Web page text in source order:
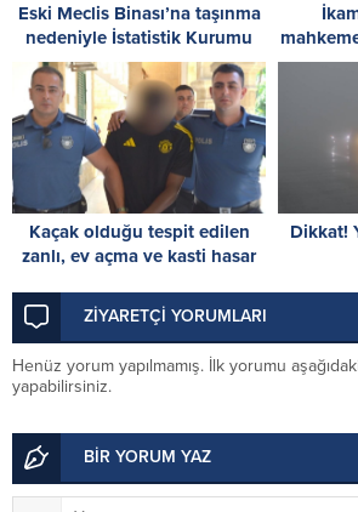
Eski Meclis Binası’na taşınma
nedeniyle İstatistik Kurumu
cuma gününe kadar hizmet
veremeyecek
Kaçak olduğu tespit edilen
zanlı, ev açma ve kasti hasar
gün tutukluluk
Dikkat!
ZİYARETÇİ YORUMLARI
Henüz yorum yapılmamış. İlk yorumu
yapabilirsiniz.
BİR YORUM YAZ